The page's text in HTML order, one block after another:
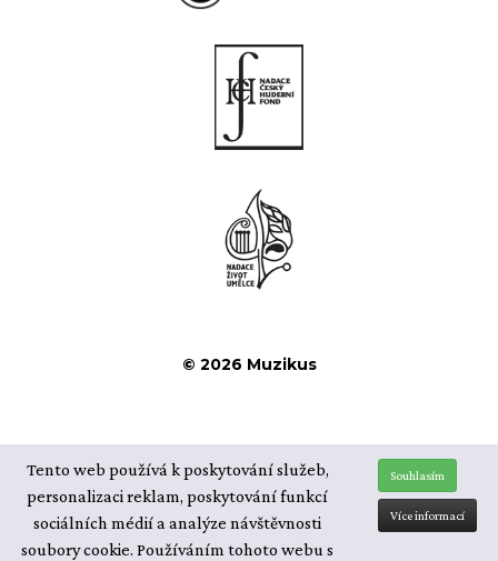
© 2026 Muzikus
Tento web používá k poskytování služeb,
personalizaci reklam, poskytování funkcí
sociálních médií a analýze návštěvnosti
soubory cookie.Používáním tohoto webu s
Souhlasím
Více informací